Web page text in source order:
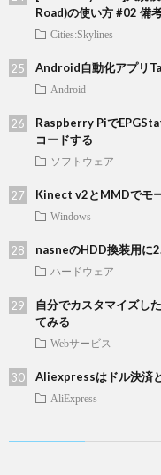
Road)の使い方 #02 備
Cities:Skylines
Android自動化アプリ
Android
Raspberry Piで
コードする
ソフトウェア
Kinect v2とMMDでモ
Windows
nasneのHDD換装用に
ハードウェア
自分でカスタマイズし
てみる
Webサービス
Aliexpressはドル決済
AliExpress